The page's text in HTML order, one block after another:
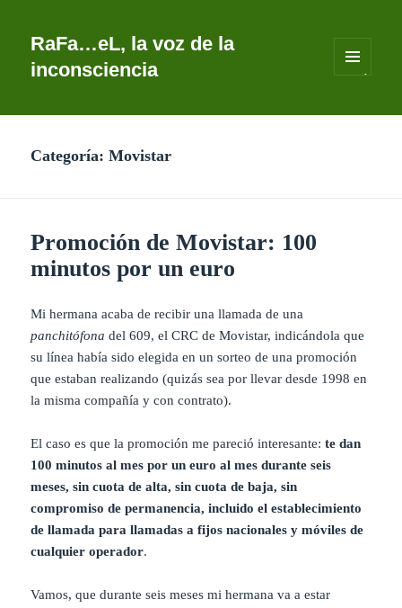
RaFa…eL, la voz de la
inconsciencia
Categoría:Movistar
Promoción de Movistar: 100
minutos por un euro
Mi hermana acaba de recibir una llamada de una
panchitófonadel 609, el CRC de Movistar, indicándola que
su línea había sido elegida en un sorteo de una promoción
que estaban realizando (quizás sea por llevar desde 1998 en
la misma compañía y con contrato).
El caso es que la promoción me pareció interesante:te dan
100 minutos al mes por un euro al mes durante seis
meses, sin cuota de alta, sin cuota de baja, sin
compromiso de permanencia, incluido el establecimiento
de llamada para llamadas a fijos nacionales y móviles de
cualquier operador.
Vamos, que durante seis meses mi hermana va a estar